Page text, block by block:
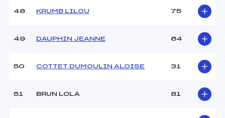
48 KRUMB LILOU 75
49 DAUPHIN JEANNE 64
50 COTTET DUMOULIN ALOISE 31
51 BRUN LOLA 81